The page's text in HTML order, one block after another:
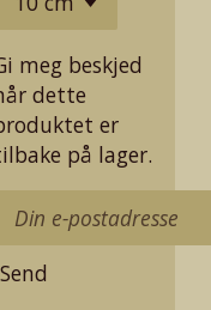
meg beskjed
dette
er
på lager.
Send